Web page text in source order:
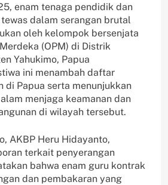
enam tenaga pendidik dan
dalam serangan brutal
oleh kelompok bersenjata
(OPM) di Distrik
Yahukimo, Papua
ini menambah daftar
di Papua serta menunjukkan
menjaga keamanan dan
di wilayah tersebut.
AKBP Heru Hidayanto,
terkait penyerangan
bahwa enam guru kontrak
dan pembakaran yang